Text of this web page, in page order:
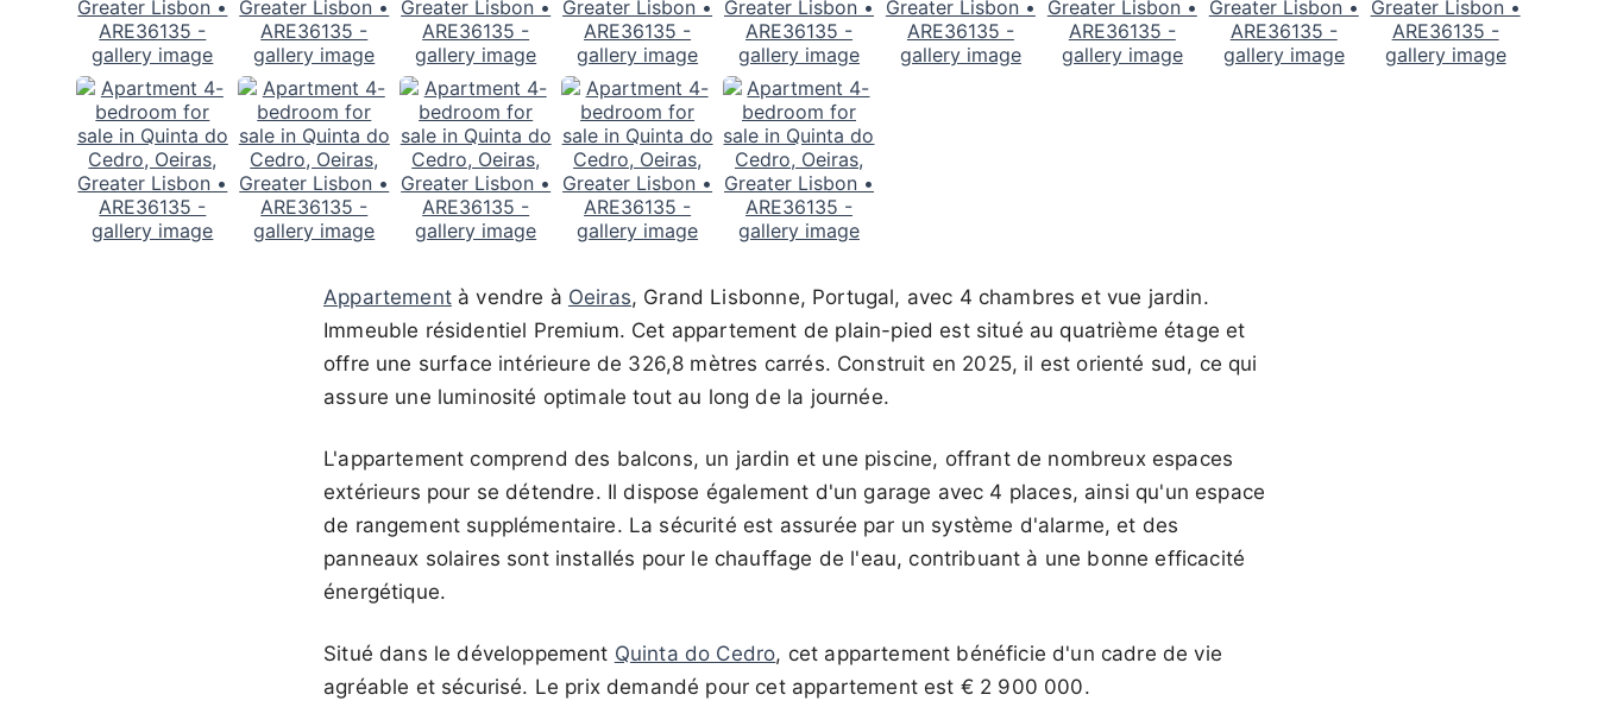
Appartementà vendre à Oeiras, Grand Lisbonne, Portugal, avec 4 chambres et vue jardin.
Immeuble résidentiel Premium. Cet appartement de plain-pied est situé au quatrième étage et
offre une surface intérieure de 326,8 mètres carrés. Construit en 2025, il est orienté sud, ce qui
assure une luminosité optimale tout au long de la journée.
L'appartement comprend des balcons, un jardin et une piscine, offrant de nombreux espaces
extérieurs pour se détendre. Il dispose également d'un garage avec 4 places, ainsi qu'un espace
de rangement supplémentaire. La sécurité est assurée par un système d'alarme, et des
panneaux solaires sont installés pour le chauffage de l'eau, contribuant à une bonne efficacité
énergétique.
Situé dans le développement Quinta do Cedro, cet appartement bénéficie d'un cadre de vie
agréable et sécurisé. Le prix demandé pour cet appartement est € 2 900 000.